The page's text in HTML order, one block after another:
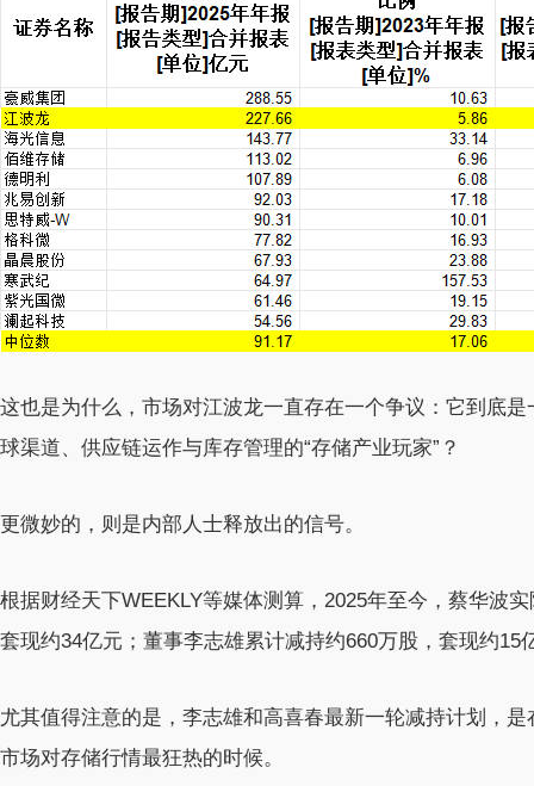
这也是为什么，市场对江波龙一直存在一个争议：它到底
球渠道、供应链运作与库存管理的“存储产业玩家”？
更微妙的，则是内部人士释放出的信号。
根据财经天下WEEKLY等媒体测算，2025年至今，蔡华波
套现约34亿元；董事李志雄累计减持约660万股，套现约
尤其值得注意的是，李志雄和高喜春最新一轮减持计划，
市场对存储行情最狂热的时候。